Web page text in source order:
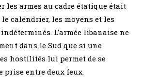
les armes au cadre étatique était
calendrier, les moyens et les
L’armée libanaise ne
dans le Sud que si une
hostilités lui permet de se
prise entre deux feux.